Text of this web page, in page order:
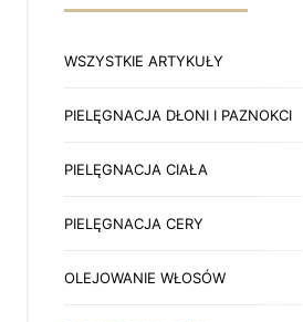
WSZYSTKIE ARTYKUŁY
PIELĘGNACJA DŁONI I PAZNOKCI
PIELĘGNACJA CIAŁA
PIELĘGNACJA CERY
OLEJOWANIE WŁOSÓW